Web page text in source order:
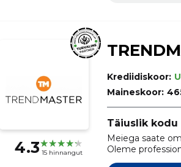
4.3 15 hinnangut
Krediidiskoor:
Maineskoor:
Täiuslik
Meiega saate
Oleme
spetsialistid,